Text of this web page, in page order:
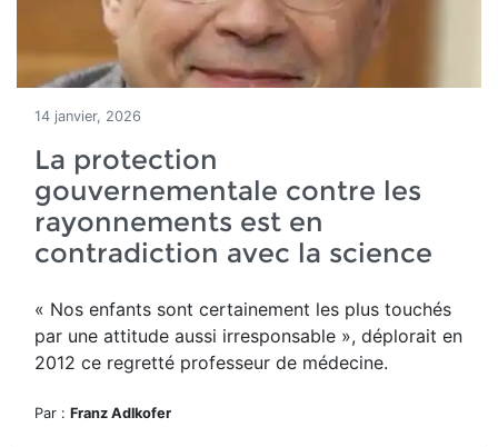
14 janvier, 2026
La protection
gouvernementale contre les
rayonnements est en
contradiction avec la science
« Nos enfants sont certainement les plus touchés
par une attitude aussi irresponsable », déplorait en
2012 ce regretté professeur de médecine.
Par : Franz Adlkofer